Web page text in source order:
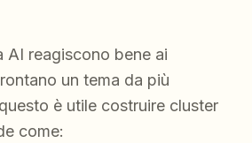
AI reagiscono bene ai
un tema da più
è utile costruire cluster
come: